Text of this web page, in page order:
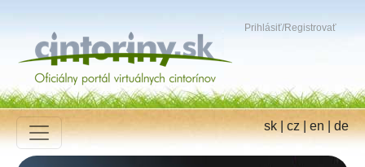
Prihlásiť/Registrovať
sk|cz|en|de